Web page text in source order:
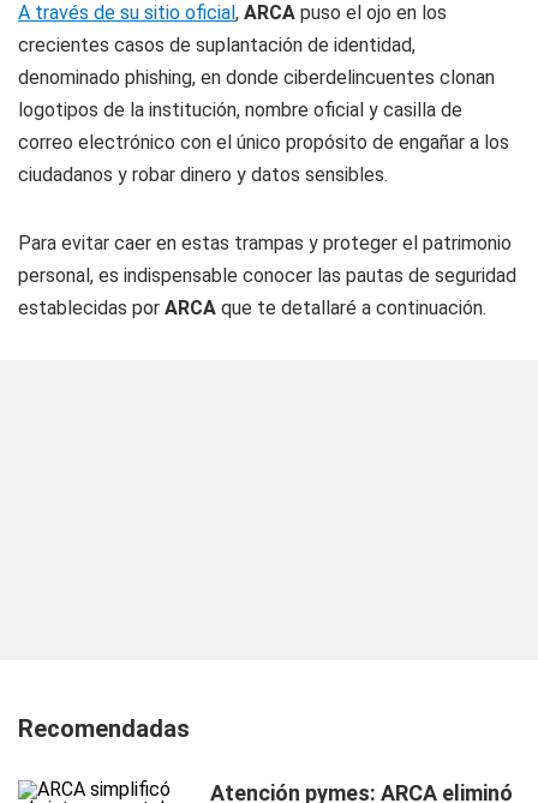
A través de su sitio oficial, ARCA puso el ojo en los
crecientes casos de suplantación de identidad,
denominado phishing, en donde ciberdelincuentes clonan
logotipos de la institución, nombre oficial y casilla de
correo electrónico con el único propósito de engañar a los
ciudadanos y robar dinero y datos sensibles.
Para evitar caer en estas trampas y proteger el patrimonio
personal, es indispensable conocer las pautas de seguridad
establecidas por ARCA que te detallaré a continuación.
Recomendadas
Atención pymes: ARCA eliminó